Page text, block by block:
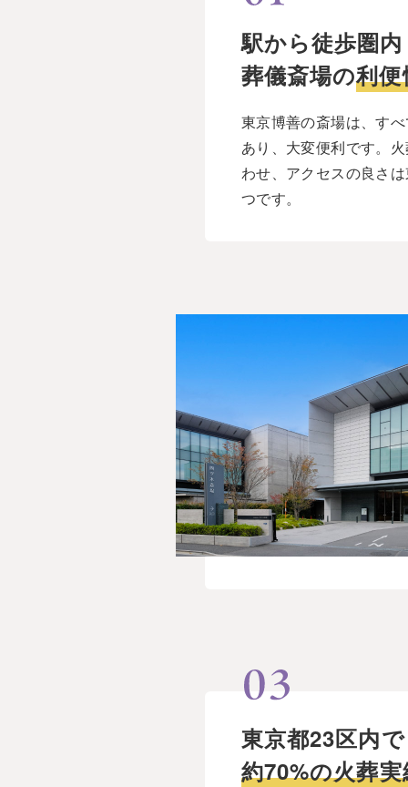
駅から徒歩圏内
葬儀斎場の利
東京博善の斎場は、す
あり、大変便利です。
わせ、アクセスの良さ
つです。
東京都23区内で
約70%の火葬実